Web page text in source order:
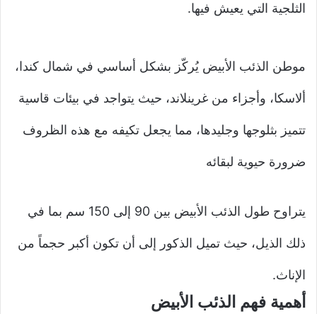
الثلجية التي يعيش فيها.
موطن الذئب الأبيض يُركّز بشكل أساسي في شمال كندا،
ألاسكا، وأجزاء من غرينلاند، حيث يتواجد في بيئات قاسية
تتميز بثلوجها وجليدها، مما يجعل تكيفه مع هذه الظروف
ضرورة حيوية لبقائه
يتراوح طول الذئب الأبيض بين 90 إلى 150 سم بما في
ذلك الذيل، حيث تميل الذكور إلى أن تكون أكبر حجماً من
الإناث.
أهمية فهم الذئب الأبيض